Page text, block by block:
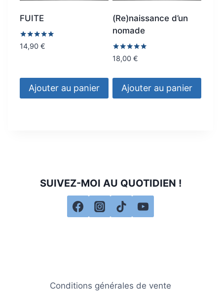
FUITE
Note
4.88
14,90 €
Ajouter au panier
(Re)naissance d’un
nomade
Note
4.89
18,00 €
Ajouter au panier
SUIVEZ-MOI AU QUOTIDIEN !
Conditions générales de vente